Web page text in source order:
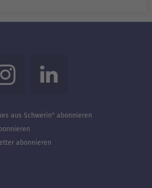
aus Schwerin" abonnieren
abonnieren